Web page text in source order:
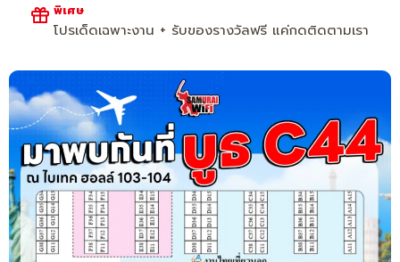
พิเศษ
โปรเด็ดเฉพาะงาน + รับของรางวัลฟรี แค่กดติดตามเรา